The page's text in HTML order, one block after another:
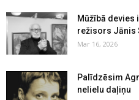
Mūžībā devies
režisors Jānis
Mar 16, 2026
Palīdzēsim
nelielu daļiņu